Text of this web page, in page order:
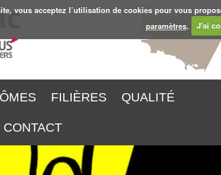
vous acceptez l’utilisation de cookies pour vous
paramètres. J'ai
FILIÈRES QUALITÉ
CONTACT